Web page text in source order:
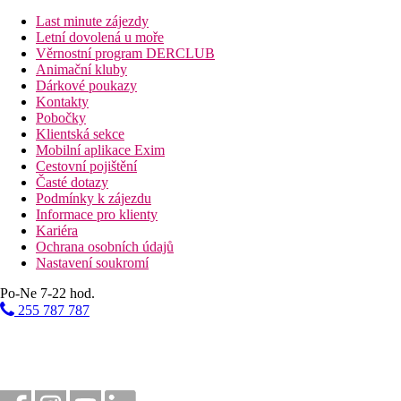
Vzdálenosti
25 km
Vzdálenost od nejbližšího letiště
Bazény
Bar u bazénu
Lehátka u bazénu
Fotogalerie
Last minute zájezdy
Letní dovolená u moře
Věrnostní program DERCLUB
Animační kluby
Dárkové poukazy
Kontakty
Pobočky
Klientská sekce
Mobilní aplikace Exim
Cestovní pojištění
Časté dotazy
Podmínky k zájezdu
Informace pro klienty
Kariéra
Ochrana osobních údajů
Nastavení soukromí
Po-Ne 7-22 hod.
255 787 787